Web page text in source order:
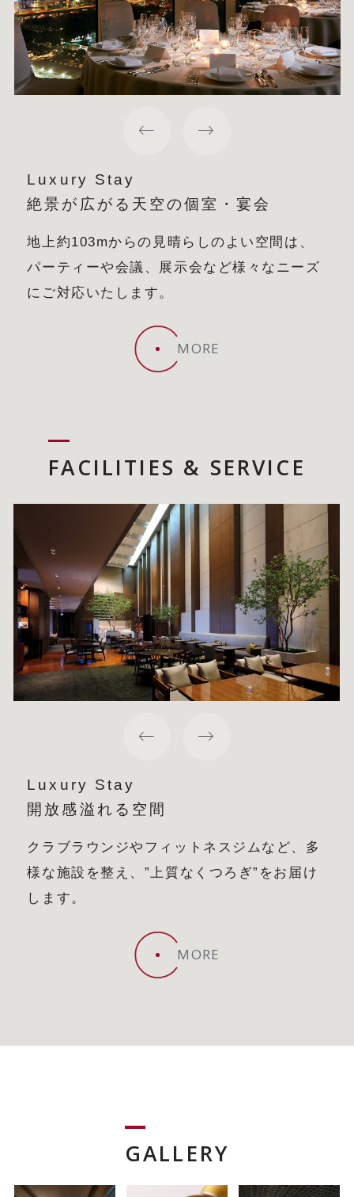
Luxury Stay
絶景が広がる天空の個室・宴会
地上約103mからの見晴らしのよい空間は、
パーティーや会議、展示会など様々なニーズ
にご対応いたします。
MORE
FACILITIES & SERVICE
Luxury Stay
開放感溢れる空間
クラブラウンジやフィットネスジムなど、多
様な施設を整え、”上質なくつろぎ”をお届け
します。
MORE
GALLERY